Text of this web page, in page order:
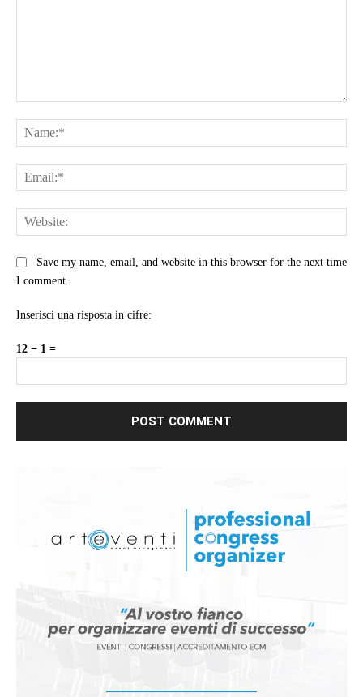
Save my name, email, and website in this browser for the next time
I comment.
Inserisci una risposta in cifre:
12 − 1 =